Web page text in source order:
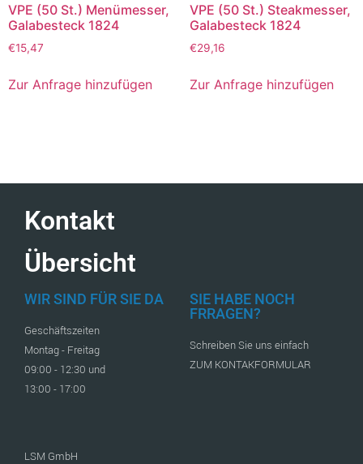
VPE (50 St.) Menümesser,
Galabesteck 1824
€15,47
Zur Anfrage hinzufügen
VPE (50 St.) Steakmesser,
Galabesteck 1824
€29,16
Zur Anfrage hinzufügen
Kontakt
Übersicht
WIR SIND FÜR SIE DA
Geschäftszeiten
Montag - Freitag
09:00 - 12:30 und
13:00 - 17:00
LSM GmbH
SIE HABE NOCH
FRRAGEN?
Schreiben Sie uns einfach
ZUM KONTAKFORMULAR